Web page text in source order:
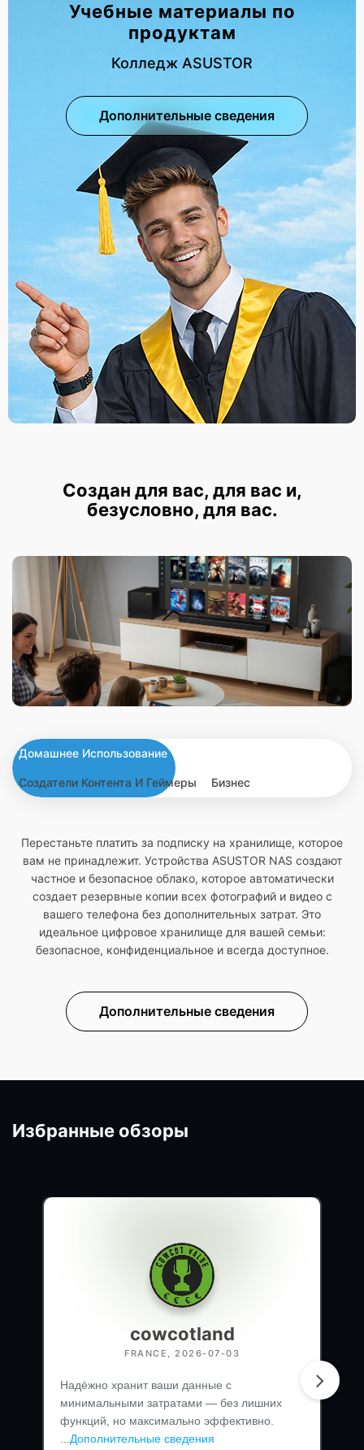
Учебные материалы по
продуктам
Колледж ASUSTOR
Дополнительные сведения
Создан для вас, для вас и,
безусловно, для вас.
Домашнее Использование
Создатели Контента И Геймеры Бизнес
Перестаньте платить за подписку на хранилище, которое
вам не принадлежит. Устройства ASUSTOR NAS создают
частное и безопасное облако, которое автоматически
создает резервные копии всех фотографий и видео с
вашего телефона без дополнительных затрат. Это
идеальное цифровое хранилище для вашей семьи:
безопасное, конфиденциальное и всегда доступное.
Дополнительные сведения
Избранные обзоры
cowcotland
FRANCE, 2026-07-03
Надёжно хранит ваши данные с
минимальными затратами — без лишних
функций, но максимально эффективно.
Дополнительные сведения